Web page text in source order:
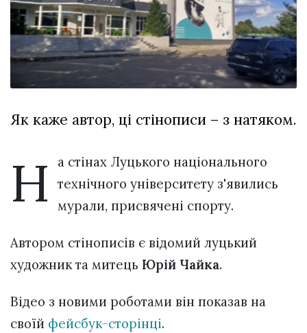
залишив у
Луцьку
три...
27 Липня 2026
744 переглядів
Всі розділи
Лайф
ZONE 18+
Контакти
Як каже автор, ці стінописи – з натяком.
Н
а стінах Луцького національного
технічного університету з'явились
мурали, присвячені спорту.
Автором стінописів є відомий луцький
художник та митець Юрій Чайка.
Відео з новими роботами він показав на
своїй фейсбук-сторінці.